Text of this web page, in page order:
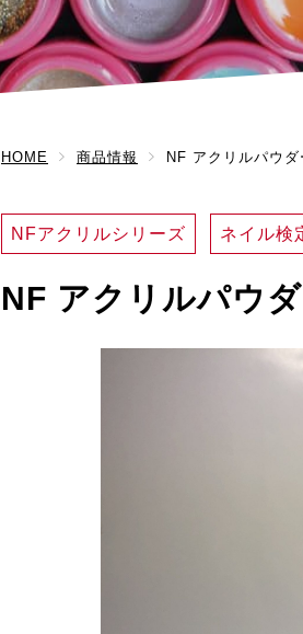
HOME 商品情報 NF アクリルパウ
NFアクリルシリーズ ネイル検
NF アクリルパウ